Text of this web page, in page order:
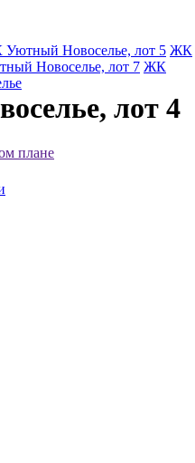
Новоселье, лот 5 ЖК
Новоселье, лот 7 ЖК
лот 4
плане